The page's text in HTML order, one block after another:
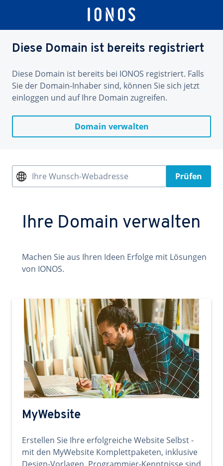
Diese Domain ist bereits registriert
Diese Domain ist bereits bei IONOS registriert. Falls
Sie der Domain-Inhaber sind, können Sie sich jetzt
einloggen und auf Ihre Domain zugreifen.
Domain verwalten
Ihre Wunsch-Webadresse Prüfen
Ihre Domain verwalten
Machen Sie aus Ihren Ideen Erfolge mit Lösungen
von IONOS.
MyWebsite
Erstellen Sie Ihre erfolgreiche Website Selbst -
mit den MyWebsite Komplettpaketen, inklusive